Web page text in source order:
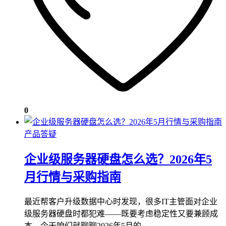
0
产品答疑
企业级服务器硬盘怎么选？2026年5
月行情与采购指南
最近帮客户升级数据中心时发现，很多IT主管面对企业
级服务器硬盘时都犯难——既要考虑稳定性又要兼顾成